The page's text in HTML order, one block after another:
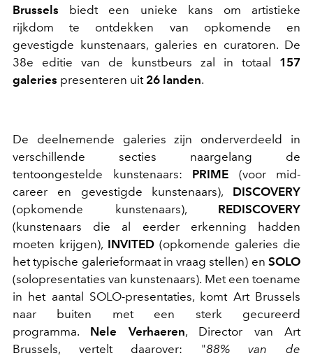
Brussels biedt een unieke kans om artistieke
rijkdom te ontdekken van opkomende en
gevestigde kunstenaars, galeries en curatoren. De
38e editie van de kunstbeurs zal in totaal 157
galeries presenteren uit 26 landen.
De deelnemende galeries zijn onderverdeeld in
verschillende secties naargelang de
tentoongestelde kunstenaars: PRIME (voor mid-
career en gevestigde kunstenaars), DISCOVERY
(opkomende kunstenaars), REDISCOVERY
(kunstenaars die al eerder erkenning hadden
moeten krijgen), INVITED (opkomende galeries die
het typische galerieformaat in vraag stellen) en SOLO
(solopresentaties van kunstenaars). Met een toename
in het aantal SOLO-presentaties, komt Art Brussels
naar buiten met een sterk gecureerd
programma. Nele Verhaeren, Director van Art
Brussels, vertelt daarover: "88% van de